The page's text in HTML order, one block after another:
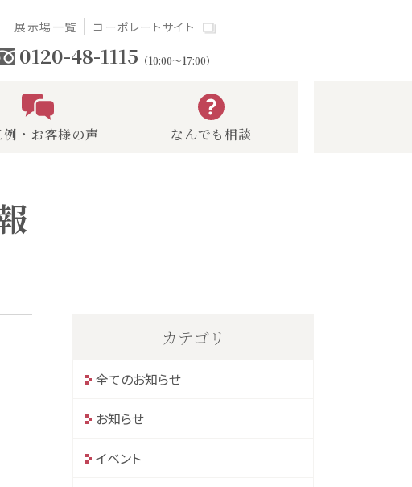
展示場一覧 コーポレートサイト
0120-48-1115 （10:00～17:00）
例・お客様の声 なんでも相談
カテゴリ
全てのお知らせ
お知らせ
イベント